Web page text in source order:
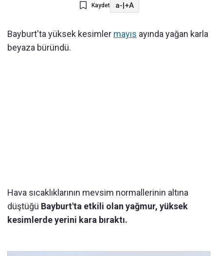
Kaydet a-|+A
Bayburt'ta yüksek kesimler mayıs ayında yağan karla
beyaza büründü.
Hava sıcaklıklarının mevsim normallerinin altına
düştüğü Bayburt'ta etkili olan yağmur, yüksek
kesimlerde yerini kara bıraktı.